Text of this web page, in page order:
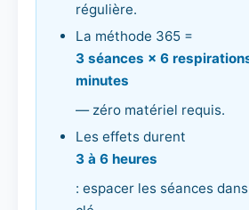
régulière.
La méthode 365 =
3 séances × 6
minutes
— zéro matériel requis.
Les effets durent
3 à 6 heures
: espacer les séances